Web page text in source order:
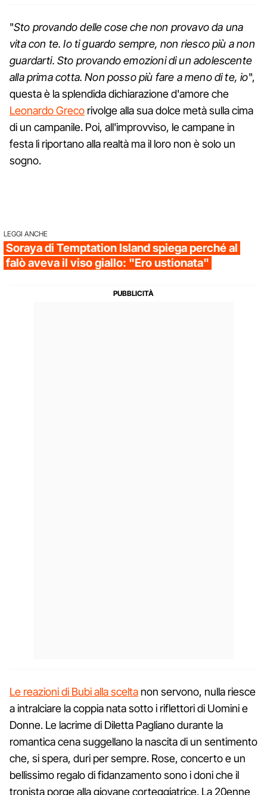
"Sto provando delle cose che non provavo da una
vita con te. Io ti guardo sempre, non riesco più a non
guardarti. Sto provando emozioni di un adolescente
alla prima cotta. Non posso più fare a meno di te, io",
questa è la splendida dichiarazione d'amore che
Leonardo Greco rivolge alla sua dolce metà sulla cima
di un campanile. Poi, all'improvviso, le campane in
festa li riportano alla realtà ma il loro non è solo un
sogno.
LEGGI ANCHE
Soraya di Temptation Island spiega perché al
falò aveva il viso giallo: "Ero ustionata"
Le reazioni di Bubi alla scelta non servono, nulla riesce
a intralciare la coppia nata sotto i riflettori di Uomini e
Donne. Le lacrime di Diletta Pagliano durante la
romantica cena suggellano la nascita di un sentimento
che, si spera, duri per sempre. Rose, concerto e un
bellissimo regalo di fidanzamento sono i doni che il
tronista porge alla giovane corteggiatrice. La 20enne